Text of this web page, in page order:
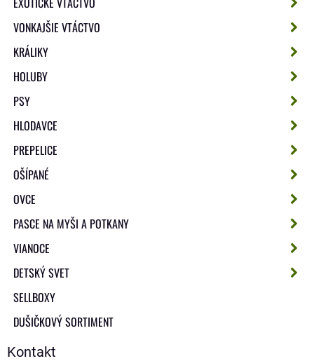
VONKAJŠIE VTÁCTVO
KRÁLIKY
HOLUBY
PSY
HLODAVCE
PREPELICE
OŠÍPANÉ
OVCE
PASCE NA MYŠI A POTKANY
VIANOCE
DETSKÝ SVET
SELLBOXY
DUŠIČKOVÝ SORTIMENT
Kontakt